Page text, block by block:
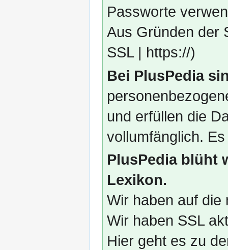
Passworte
Aus Gründen der
SSL | https://)
Bei PlusPedia
und erfüllen die
vollumfänglich.
PlusPedia blüht
Lexikon.
Wir haben auf die
Wir haben SSL
Hier geht es zu